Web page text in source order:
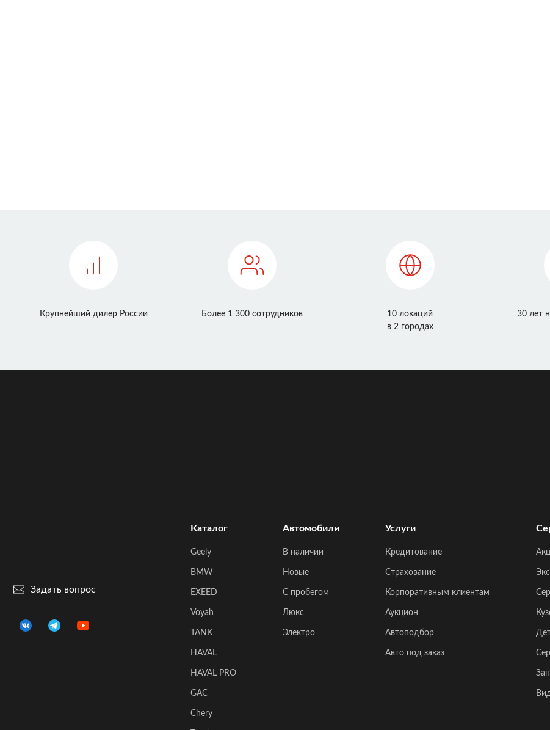
Крупнейший дилер России Более 1 300 сотрудников
10 локаций
в 2 городах
30 лет
Каталог
Geely
BMW
EXEED
Voyah
TANK
HAVAL
HAVAL PRO
GAC
Chery
Автомобили
В наличии
Новые
C пробегом
Люкс
Электро
Услуги
Кредитование
Страхование
Корпоративным клиентам
Аукцион
Автоподбор
Авто под заказ
Задать вопрос